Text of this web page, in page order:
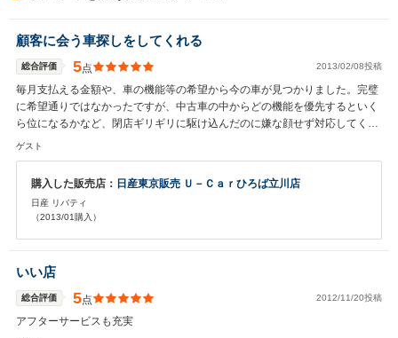
顧客に会う車探しをしてくれる
総合評価 5点 2013/02/08投稿
毎月支払える金額や、車の機能等の希望から今の車が見つかりました。完璧
に希望通りではなかったですが、中古車の中からどの機能を優先するといく
ら位になるかなど、閉店ギリギリに駆け込んだのに嫌な顔せず対応してくれ
たので、納得のいく車選びができました。ありがとうございました。
ゲスト
購入した販売店： 日産東京販売 Ｕ－Ｃａｒひろば立川店
日産 リバティ
（2013/01購入）
いい店
総合評価 5点 2012/11/20投稿
アフターサービスも充実